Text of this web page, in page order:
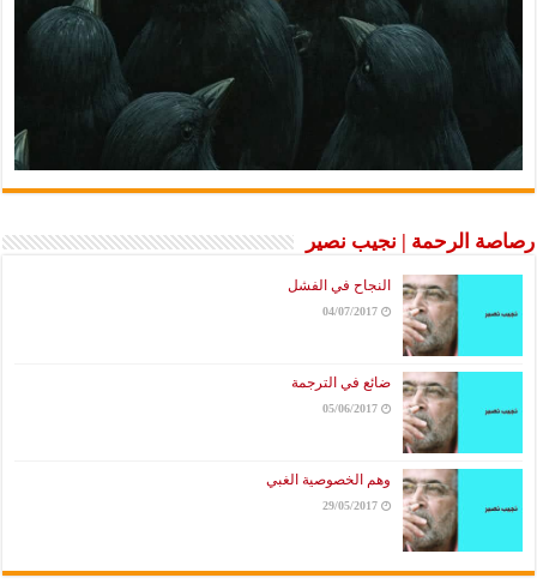
رصاصة الرحمة | نجيب نصير
النجاح في الفشل
04/07/2017
ضائع في الترجمة
05/06/2017
وهم الخصوصية الغبي
29/05/2017